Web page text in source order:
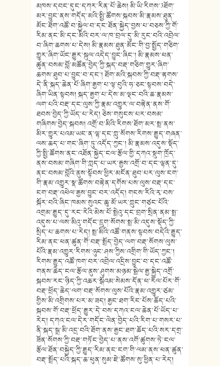
མཁས་དབང་དུང་དཀར་རིན་པོ་ཆེས། མི་ཡི་རིགས་3ཐོག་
མར་བྱུང་ནས་གདོད་མའི་སྤྱི་ཚོགས་སྐབས་མི་རྣམས་ཐུན་
མོང་ཐོག་འཚོ་བ་སྐྱེལ་བ་དང་ཐོན་སྐྱེད་བྱས་པ་བཅས་ཀྱི་གོ་
རིམ་ནང་མི་དང་མིའི་བར་ལ་ཁ་བྲལ་དུ་མི་རུང་བའི་འབྲེལ་
བ་ཞིག་ཆགས་པ་དེས། མི་རྣམས་ཐུན་མོང་གི་བྱ་སྤྱོད་གཅིག་
གྱུར་ཞིག་ཡོང་རྒྱུར་སྐུལ་འདེད་བྱུང་ཞིང་། མི་རྣམས་ཕན་
ཚུན་བསམ་བློ་མཚོན་བྱེད་ཀྱི་སྐད་བརྡ་གཅིག་གྱུར་ཞིག་
ཆགས་ཐུབ་པ་བྱུང་བ་དང་། ཐོག་མའི་སྐབས་ཀྱི་བརྡ་རྟགས་
དེ་ནི་སྐད་ཆེན་པོ་ཞིག་རྒྱག་པ་ལྟ་བུའི་ཧ་ཅང་སྟབས་བདེ་
ཞིག་ཡིན་སྟབས། སྐད་རྒྱག་པ་དེས་མ་ལྡང་བའི་ཆ་རྣམས་
ལག་པའི་བརྡ་དང་ལུས་ཀྱི་རྣམ་འགྱུར་ལ་བརྟེན་ནས་གོ་
ཐབས་བྱེད་ཀྱི་ཡོད་པ་རེད། ཅེས་གསུངས་པར་བསམ་
གཞིགས་བྱེད་སྐབས། འགྲོ་བ་མིའི་རིགས་ཐོག་མར་སྤྲ་ནས་
མིར་གྱུར་པའམ་ཡང་ན་ལྷ་དང་ཀླུ་སོགས་རིགས་རྒྱུད་གཞན་
ལས་ཆད་པ་གང་ཞིག་ཏུ་འདོད་ཀྱང་། མི་རྣམས་འདུས་སྡོད་
ཀྱི་སྤྱི་ཚོགས་ནང་འཐོན་སྐྱེད་ངལ་རྩོལ་གྱི་དཀའ་སྡུག་ཁྲོད་
ནས་བསམ་གཞིག་གི་ཀླད་པ་ཡར་རྒྱས་འགྲོ་བ་དང་ལྷན་དུ་
ནང་བསམ་བློའི་ནུས་སྟོབས་ཕྱིར་མངོན་ཐུབ་པར་ལུས་ངག་
གི་རྣམ་འགྱུར་སྣ་ཚོགས་བརྟེན་དགོས་པས་ལུས་བརྡ་དང་
ངག་བརྡ་འཕེལ་རྒྱས་བྱུང་བར་འདོད། གངས་རིའི་རྭ་བས་
སྐོར་བའི་ཞིང་ཁམས་སུའང་ཆུ་མོ་ཡར་ཀླུང་གཙང་པོའི་
འགྲམ་རྒྱུད་དུ་རང་རེའི་མེས་པོ་སྤྲེའུ་དང་བྲག་སྲིན་ནམ་སྤྲ་
འདུས་པ་ལས་མིའུ་གདོང་དྲུག་སོགས་སྤྲ་མི་འདུས་སྡོད་ཀྱི་
སྲིད་པ་ཆགས་པ་རེད། སྤྲ་མིའི་འཚོ་གནས་སྟབས་བདེའི་རྒྱུད་
རིམ་ནང་ཕན་ཚུན་གོ་བརྡ་སྤྲོད་བྱེད་ལག་བརྡ་སོགས་ལུས་
པོའི་རྣམ་འགྱུར་རིགས་ཉུང་ཤས་ཀྱིས་འགྲིག་གི་ཡོད་ཀྱང་།
རིགས་རྒྱུད་འཚོ་ཁག་བར་འབྲེལ་འདྲིས་བྱུང་བ་དང་འཚོ་
གནས་ཆེད་ངལ་རྩོལ་ནུས་ཤུགས་མཉམ་སྦྲེལ་རྒྱ་སྐྱེད་འགྲོ་
སྐབས་རང་ཉིད་ཀྱི་འཆར་སྒོའམ་སེམས་དོན་ཕ་རོལ་པོར་གོ་
བརྡ་ཕྲོད་ཆེད་ལག་བརྡ་སོགས་ལུས་པོའི་རྣམ་འགྱུར་ཙམ་
གྱིས་མི་འགྲིགས་པར་མ་ཟད། རྒྱང་ཐག་རིང་པོས་ཆོད་པའི་
སྐབས་གོ་བརྡ་ཕྲོད་རྒྱུར་དེ་བས་དཀའ་ངལ་ཆེན་པོ་ཡོད་པ་
རེད། དཀའ་ངལ་དེར་གདོང་ལེན་བྱེད་པའི་རིག་པ་གསར་པ་
ནི་སྐད་སྒྲ་མི་འདྲ་བའི་ཐོག་ནས་རྒྱང་ཐག་ཆོད་པའི་སར་དགྲ་
ཟོན་སོགས་ཀྱི་བརྡ་གཏོང་བྱེད་པ་ནས་འགོ་ཚུགས་ཏེ་ངལ་
རྩོལ་ཐོན་བསྐྱེད་ཀྱི་རྒྱུད་རིམ་ནང་ངག་གི་ལམ་ནས་ཕན་ཚུན་
བརྡ་སྤྲོད་པའི་སྐད་ཆ་ཕུན་སུམ་ཇེ་ཚོགས་སུ་ཕྱིན་པ་རེད།